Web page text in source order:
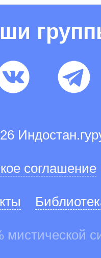
соглашение
мистической